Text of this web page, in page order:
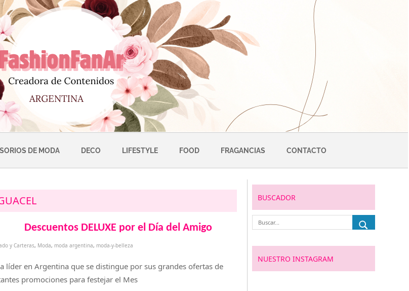
DE MODA DECO LIFESTYLE FOOD FRAGANCIAS CONTACTO
Descuentos DELUXE por el Día del Amigo
y Carteras, Moda, moda argentina, moda-y-belleza
líder en Argentina que se distingue por sus grandes ofertas de
promociones para festejar el Mes
BUSCADOR
NUESTRO INSTAGRAM